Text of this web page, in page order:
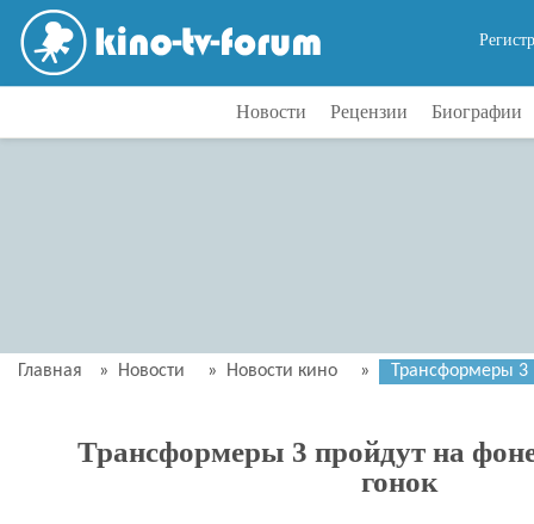
Новости Рецензии Биографии
Главная » Новости » Новости кино » Трансформеры
Трансформеры 3 пройдут на
гонок